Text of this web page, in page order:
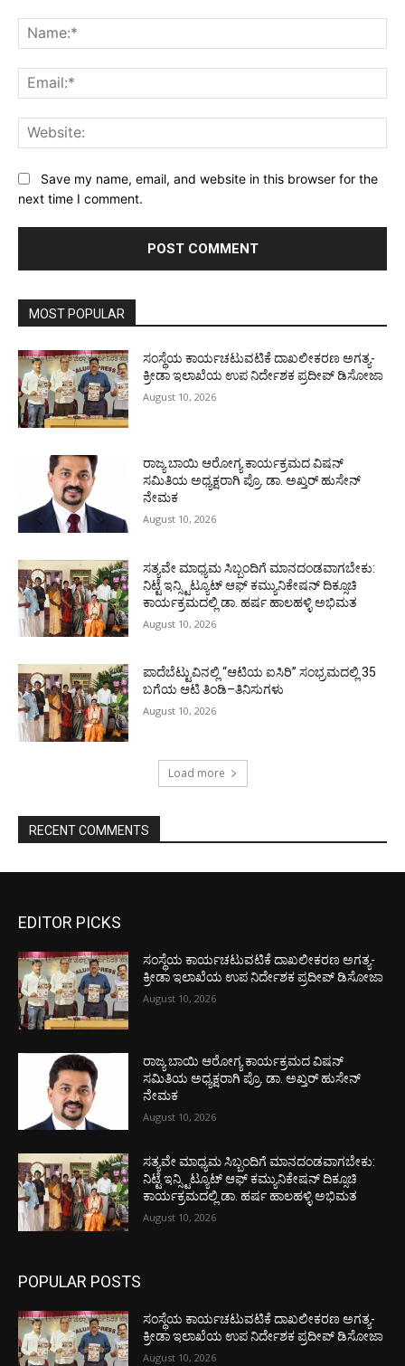
Save my name, email, and website in this browser for the
next time I comment.
MOST POPULAR
ಸಂಸ್ಥೆಯ ಕಾರ್ಯಚಟುವಟಿಕೆ ದಾಖಲೀಕರಣ ಅಗತ್ಯ-
ಕ್ರೀಡಾ ಇಲಾಖೆಯ ಉಪ ನಿರ್ದೇಶಕ ಪ್ರದೀಪ್ ಡಿಸೋಜಾ
August 10, 2026
ರಾಜ್ಯ ಬಾಯಿ ಆರೋಗ್ಯ ಕಾರ್ಯಕ್ರಮದ ವಿಷನ್
ಸಮಿತಿಯ ಅಧ್ಯಕ್ಷರಾಗಿ ಪ್ರೊ. ಡಾ. ಅಖ್ತರ್ ಹುಸೇನ್
ನೇಮಕ
August 10, 2026
ಸತ್ಯವೇ ಮಾಧ್ಯಮ ಸಿಬ್ಬಂದಿಗೆ ಮಾನದಂಡವಾಗಬೇಕು:
ನಿಟ್ಟೆ ಇನ್ಸ್ಟಿಟ್ಯೂಟ್ ಆಫ್ ಕಮ್ಯುನಿಕೇಷನ್ ದಿಕ್ಸೂಚಿ
ಕಾರ್ಯಕ್ರಮದಲ್ಲಿ ಡಾ. ಹರ್ಷ ಹಾಲಹಳ್ಳಿ ಅಭಿಮತ
August 10, 2026
ಪಾದೆಬೆಟ್ಟುವಿನಲ್ಲಿ “ಆಟಿಯ ಐಸಿರಿ’’ ಸಂಭ್ರಮದಲ್ಲಿ 35
ಬಗೆಯ ಆಟಿ ತಿಂಡಿ–ತಿನಿಸುಗಳು
August 10, 2026
Load more
RECENT COMMENTS
EDITOR PICKS
ಸಂಸ್ಥೆಯ ಕಾರ್ಯಚಟುವಟಿಕೆ ದಾಖಲೀಕರಣ ಅಗತ್ಯ-
ಕ್ರೀಡಾ ಇಲಾಖೆಯ ಉಪ ನಿರ್ದೇಶಕ ಪ್ರದೀಪ್ ಡಿಸೋಜಾ
August 10, 2026
ರಾಜ್ಯ ಬಾಯಿ ಆರೋಗ್ಯ ಕಾರ್ಯಕ್ರಮದ ವಿಷನ್
ಸಮಿತಿಯ ಅಧ್ಯಕ್ಷರಾಗಿ ಪ್ರೊ. ಡಾ. ಅಖ್ತರ್ ಹುಸೇನ್
ನೇಮಕ
August 10, 2026
ಸತ್ಯವೇ ಮಾಧ್ಯಮ ಸಿಬ್ಬಂದಿಗೆ ಮಾನದಂಡವಾಗಬೇಕು:
ನಿಟ್ಟೆ ಇನ್ಸ್ಟಿಟ್ಯೂಟ್ ಆಫ್ ಕಮ್ಯುನಿಕೇಷನ್ ದಿಕ್ಸೂಚಿ
ಕಾರ್ಯಕ್ರಮದಲ್ಲಿ ಡಾ. ಹರ್ಷ ಹಾಲಹಳ್ಳಿ ಅಭಿಮತ
August 10, 2026
POPULAR POSTS
ಸಂಸ್ಥೆಯ ಕಾರ್ಯಚಟುವಟಿಕೆ ದಾಖಲೀಕರಣ ಅಗತ್ಯ-
ಕ್ರೀಡಾ ಇಲಾಖೆಯ ಉಪ ನಿರ್ದೇಶಕ ಪ್ರದೀಪ್ ಡಿಸೋಜಾ
August 10, 2026